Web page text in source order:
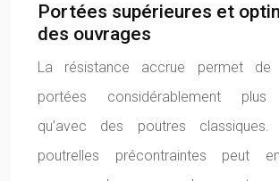
Portées supérieures et
des ouvrages
La résistance accrue permet de
portées considérablement plus
qu’avec des poutres
poutrelles précontraintes peut